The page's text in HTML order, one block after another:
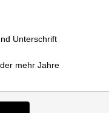
Unterschrift
mehr Jahre